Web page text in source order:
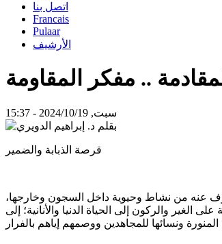
اتصل بنا
Francais
Pulaar
الأرشيف
.. مفكر المقاومة
سبت, 2024/10/19 - 15:37
قرصة الذبابة والضمير
وكان المقادمة بما عُرف عنه من نشاط وحيوية داخل السجون وخارجها،
والركون إلى الحياة الدنيا والأنانية؛ إلى